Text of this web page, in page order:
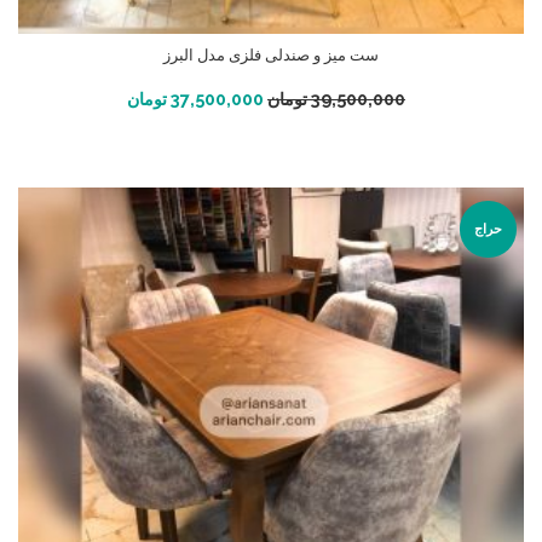
ست میز و صندلی فلزی مدل البرز
39,500,000تومان 37,500,000تومان افزودن به سبد خرید
حراج